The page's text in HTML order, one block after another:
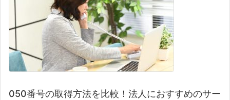
050番号の取得方法を比較！法人におすすめのサー